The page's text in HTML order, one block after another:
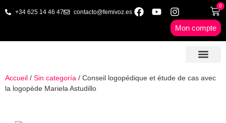
+34 625 14 46 47 contacto@femivoz.es
0
Mon compte
Accueil / Sin categoría / Conseil logopédique et étude de cas avec
la logopède Mariela Astudillo